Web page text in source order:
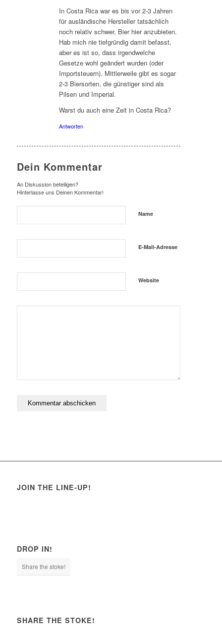
In Costa Rica war es bis vor 2-3 Jahren
für ausländische Hersteller tatsächlich
noch relativ schwer, Bier hier anzubieten.
Hab mich nie tiefgründig damit befasst,
aber es ist so, dass irgendwelche
Gesetze wohl geändert wurden (oder
Importsteuern). Mittlerweile gibt es sogar
2-3 Biersorten, die günstiger sind als
Pilsen und Imperial.
Warst du auch eine Zeit in Costa Rica?
Antworten
Dein Kommentar
An Diskussion beteiligen?
Hinterlasse uns Deinen Kommentar!
Name
E-Mail-Adresse
Website
JOIN THE LINE-UP!
DROP IN!
Share the stoke!
SHARE THE STOKE!